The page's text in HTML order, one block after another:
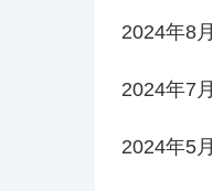
2024年8月
2024年7月
2024年5月